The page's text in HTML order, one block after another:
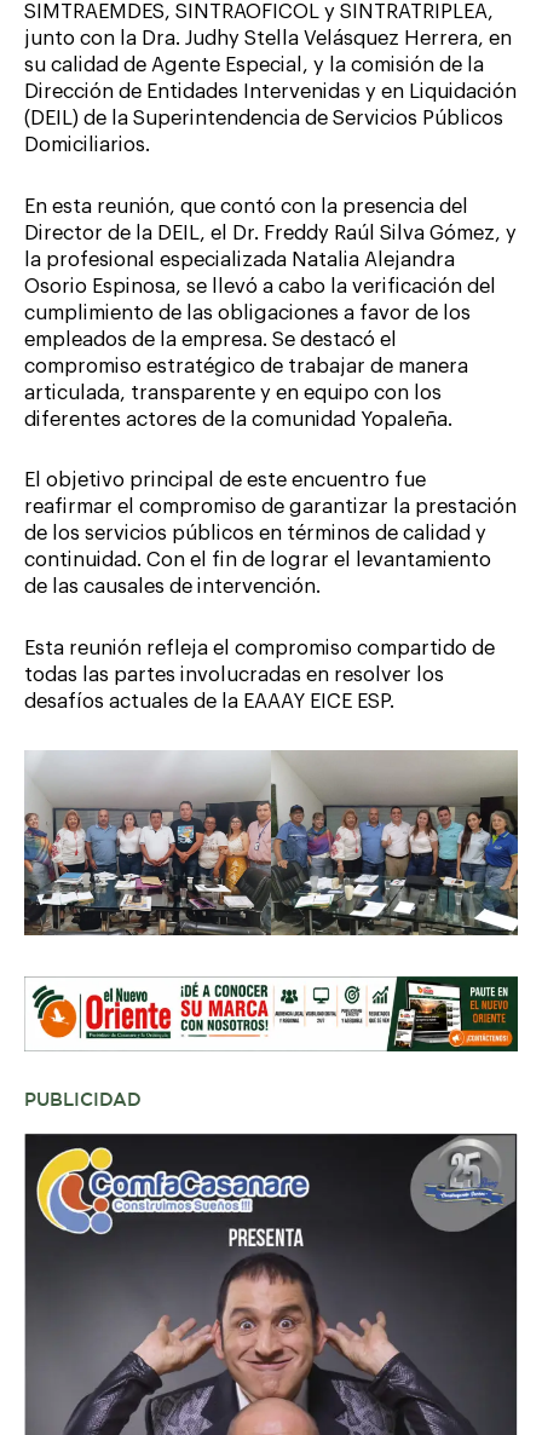
SIMTRAEMDES, SINTRAOFICOL y SINTRATRIPLEA,
junto con la Dra. Judhy Stella Velásquez Herrera, en
su calidad de Agente Especial, y la comisión de la
Dirección de Entidades Intervenidas y en Liquidación
(DEIL) de la Superintendencia de Servicios Públicos
Domiciliarios.
En esta reunión, que contó con la presencia del
Director de la DEIL, el Dr. Freddy Raúl Silva Gómez, y
la profesional especializada Natalia Alejandra
Osorio Espinosa, se llevó a cabo la verificación del
cumplimiento de las obligaciones a favor de los
empleados de la empresa. Se destacó el
compromiso estratégico de trabajar de manera
articulada, transparente y en equipo con los
diferentes actores de la comunidad Yopaleña.
El objetivo principal de este encuentro fue
reafirmar el compromiso de garantizar la prestación
de los servicios públicos en términos de calidad y
continuidad. Con el fin de lograr el levantamiento
de las causales de intervención.
Esta reunión refleja el compromiso compartido de
todas las partes involucradas en resolver los
desafíos actuales de la EAAAY EICE ESP.
PUBLICIDAD